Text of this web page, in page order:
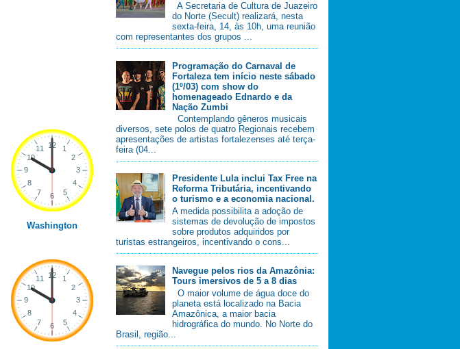
Washington
A Secretaria de Cultura de Juazeiro
do Norte (Secult) realizará, nesta
sexta-feira, 14, às 10h, uma reunião
com representantes dos grupos ...
Programação do Carnaval de
Fortaleza tem início neste sábado
(1º/03) com show do
homenageado Ednardo e da
Nação Zumbi
Contemplando gêneros musicais
diversos, sete polos de quatro Regionais recebem
apresentações de artistas fortalezenses até terça-
feira (04...
Presidente Lula inclui Tax Free na
Reforma Tributária, incentivando
o turismo e a economia nacional.
A medida possibilita a adoção de
sistemas de devolução de impostos
sobre produtos adquiridos por
turistas estrangeiros, incentivando o cons...
Navegue pelos rios da Amazônia:
Tours imersivos de 5 a 8 dias
O maior volume de água doce do
planeta está localizado na Bacia
Amazônica, a maior bacia
hidrográfica do mundo. No Norte do
Brasil, região...